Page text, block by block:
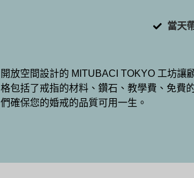
當天
開放空間設計的 MITUBACI TOKYO 工坊讓
格包括了戒指的材料、鑽石、教學費、免費
們確保您的婚戒的品質可用一生。